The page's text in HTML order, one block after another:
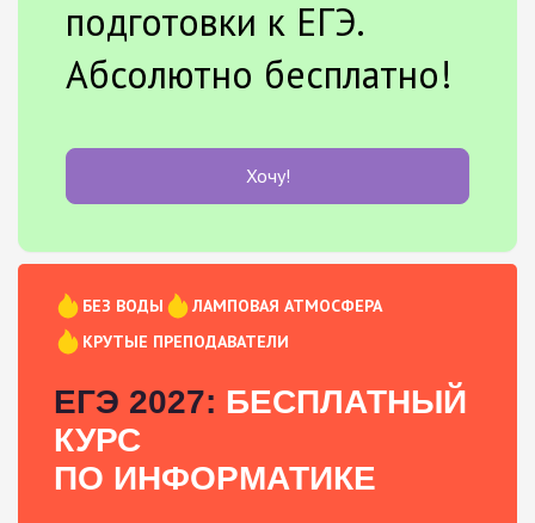
подготовки к ЕГЭ.
Абсолютно бесплатно!
Хочу!
БЕЗ ВОДЫ
ЛАМПОВАЯ АТМОСФЕРА
КРУТЫЕ ПРЕПОДАВАТЕЛИ
ЕГЭ 2027: БЕСПЛАТНЫЙ
КУРС
ПО ИНФОРМАТИКЕ